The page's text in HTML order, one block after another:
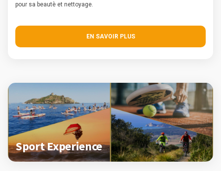
pour sa beautè et nettoyage.
EN SAVOIR PLUS
Sport Experience